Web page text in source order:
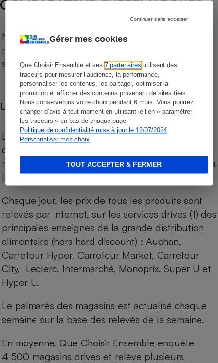
Gérer mes cookies
Que Choisir Ensemble et ses7 partenaires utilisent des
traceurs pour mesurer l’audience, la performance,
personnaliser les contenus, les partager, optimiser la
promotion et afficher des contenus provenant de sites tiers.
Nous conserverons votre choix pendant 6 mois. Vous pourrez
changer d’avis à tout moment en utilisant le lien « paramétrer
les traceurs » en bas de chaque page.
Politique de confidentialité mise à jour le 12/07/2024
Personnaliser mes choix
Continuer sans accepter
TOUT ACCEPTER & FERMER
COMPARATEUR SUPERMARCHÉS
Notre comparateur de supermarchés propose le
niveau de prix des supermarchés, géolocalisés
sur le territoire français.
Les comparaisons de prix
Les comparaisons sont réalisées sur l’ensemble
des produits des magasins. Les produits de
marques de distributeurs (MDD) sont comparés à
leurs équivalents chez leurs concurrents.
Chaque jour, les prix de tous les produits sont
relevés par Internet, sur les services drives (1) des
principales enseignes de la grande distribution
alimentaire (hors hard discount) : Auchan,
Carrefour Hyper, Carrefour Market, Carrefour
City, Leclerc, Intermarché, Monoprix, Super U et
Hyper U.
Le palmarès des magasins est actualisé chaque
semaine sur la base des relevés de la semaine.
En moyenne, Que Choisir Ensemble enquête
4 500 magasins drives et relève plusieurs